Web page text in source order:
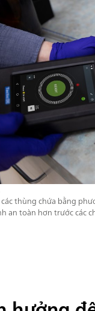
thùng chứa bằng
an toàn hơn trước các